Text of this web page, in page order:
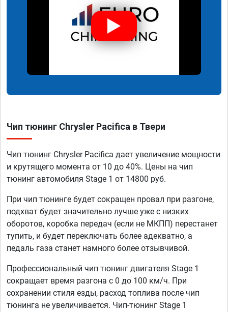
Чип тюнинг Chrysler Pacifica в Твери
Чип тюнинг Chrysler Pacifica дает увеличение мощности
и крутящего момента от 10 до 40%. Цены на чип
тюнинг автомобиля Stage 1 от 14800 руб.
При чип тюнинге будет сокращен провал при разгоне,
подхват будет значительно лучше уже с низких
оборотов, коробка передач (если не МКПП) перестанет
тупить, и будет переключать более адекватно, а
педаль газа станет намного более отзывчивой.
Профессиональный чип тюнинг двигателя Stage 1
сокращает время разгона с 0 до 100 км/ч. При
сохранении стиля езды, расход топлива после чип
тюнинга не увеличивается. Чип-тюнинг Stage 1